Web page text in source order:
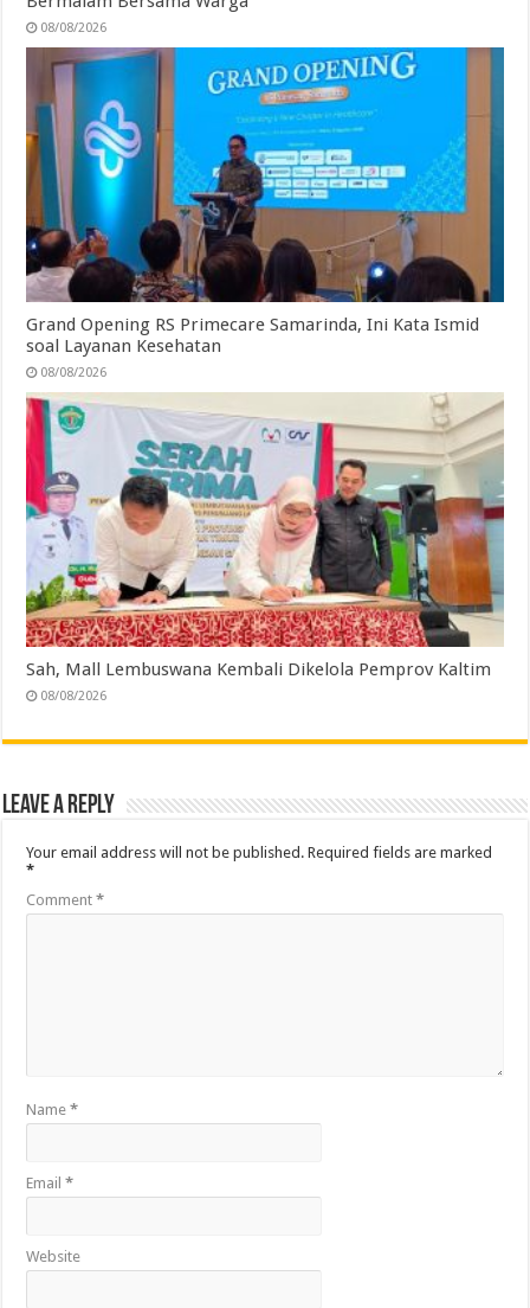
08/08/2026
Grand Opening RS Primecare Samarinda, Ini Kata Ismid
soal Layanan Kesehatan
08/08/2026
Sah, Mall Lembuswana Kembali Dikelola Pemprov Kaltim
08/08/2026
Leave a Reply
Your email address will not be published. Required fields are marked
*
Comment*
Name*
Email*
Website